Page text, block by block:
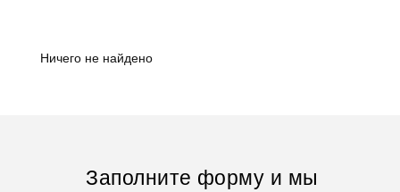
Ничего не найдено
Заполните форму и мы